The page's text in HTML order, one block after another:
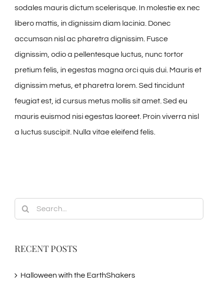
sodales mauris dictum scelerisque. In molestie ex nec
libero mattis, in dignissim diam lacinia. Donec
accumsan nisl ac pharetra dignissim. Fusce
dignissim, odio a pellentesque luctus, nunc tortor
pretium felis, in egestas magna orci quis dui. Mauris et
dignissim metus, et pharetra lorem. Sed tincidunt
feugiat est, id cursus metus mollis sit amet. Sed eu
mauris euismod nisi egestas laoreet. Proin viverra nisl
a luctus suscipit. Nulla vitae eleifend felis.
Search
for:
RECENT POSTS
Halloween with the EarthShakers